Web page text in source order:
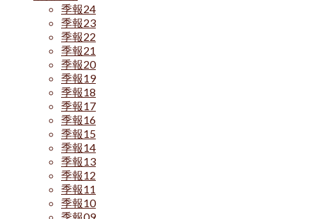
季報24
季報23
季報22
季報21
季報20
季報19
季報18
季報17
季報16
季報15
季報14
季報13
季報12
季報11
季報10